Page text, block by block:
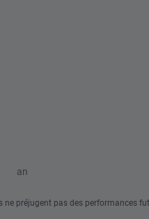
an
préjugent pas des performances